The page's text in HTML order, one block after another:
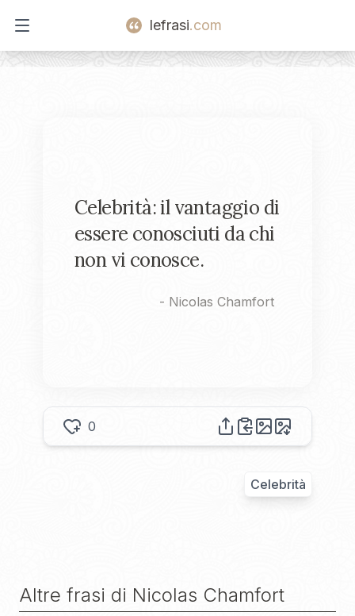
Open main menu
lefrasi.com
Celebrità: il vantaggio di
essere conosciuti da chi
non vi conosce.
- Nicolas Chamfort
0
Celebrità
Altre frasi di Nicolas Chamfort